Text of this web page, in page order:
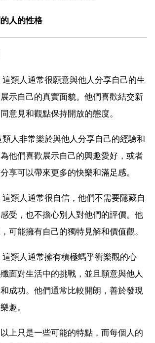
人的性格
類人通常很願意與他人分享自己的生
示自己的真實面貌。他們喜歡結交新
意見和觀點保持開放的態度。
人非常樂於與他人分享自己的經驗和
他們喜歡展示自己的興趣愛好，或者
享可以帶來更多的快樂和滿足感。
類人通常很自信，他們不需要隱藏自
受，也不擔心別人對他們的評價。他
可能擁有自己的獨特見解和價值觀。
類人通常擁有積極螞乎衝樂觀的心
面對生活中的挑戰，並且願意與他人
成功。他們通常比較開朗，善於發現
趣。
上只是一些可能的特點，而每個人的